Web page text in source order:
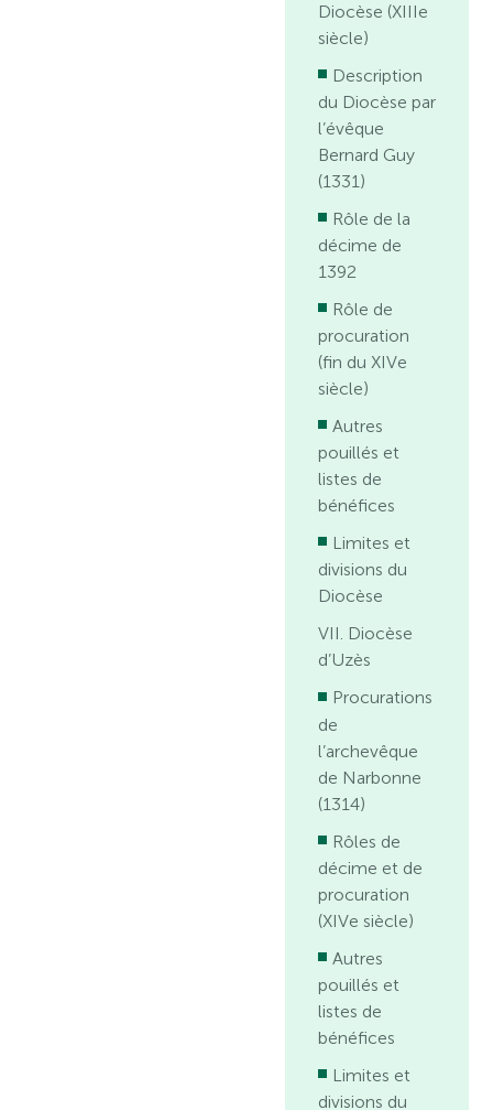
Diocèse (XIIIe
siècle)
Description
du Diocèse par
l’évêque
Bernard Guy
(1331)
Rôle de la
décime de
1392
Rôle de
procuration
(fin du XIVe
siècle)
Autres
pouillés et
listes de
bénéfices
Limites et
divisions du
Diocèse
VII. Diocèse
d’Uzès
Procurations
de
l’archevêque
de Narbonne
(1314)
Rôles de
décime et de
procuration
(XIVe siècle)
Autres
pouillés et
listes de
bénéfices
Limites et
divisions du